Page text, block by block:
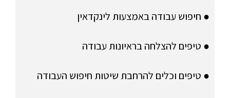
● חיפוש עבודה באמצעות לינקדאין
● טיפים להצלחה בראיונות עבודה
● טיפים וכלים להרחבת שיטות חיפוש העבודה